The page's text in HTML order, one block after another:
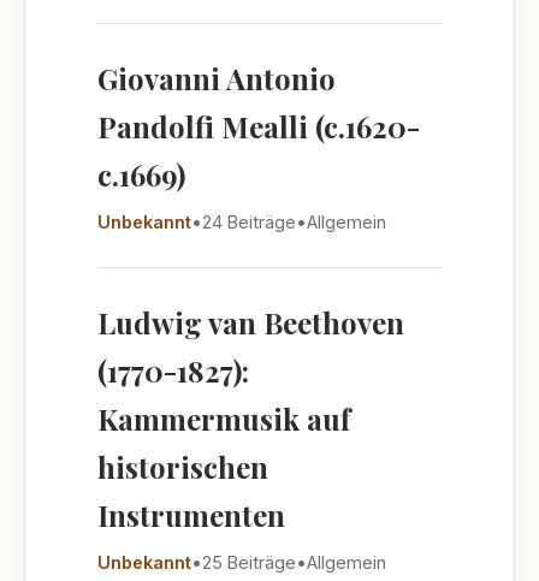
Giovanni Antonio
Pandolfi Mealli (c.1620-
c.1669)
Unbekannt•24 Beiträge•Allgemein
Ludwig van Beethoven
(1770-1827):
Kammermusik auf
historischen
Instrumenten
Unbekannt•25 Beiträge•Allgemein